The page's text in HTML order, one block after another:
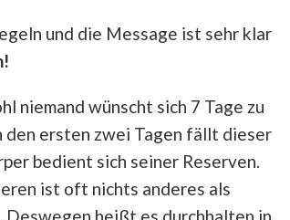
und die Message ist sehr klar
niemand wünscht sich 7 Tage zu
den ersten zwei Tagen fällt dieser
bedient sich seiner Reserven.
ist oft nichts anderes als